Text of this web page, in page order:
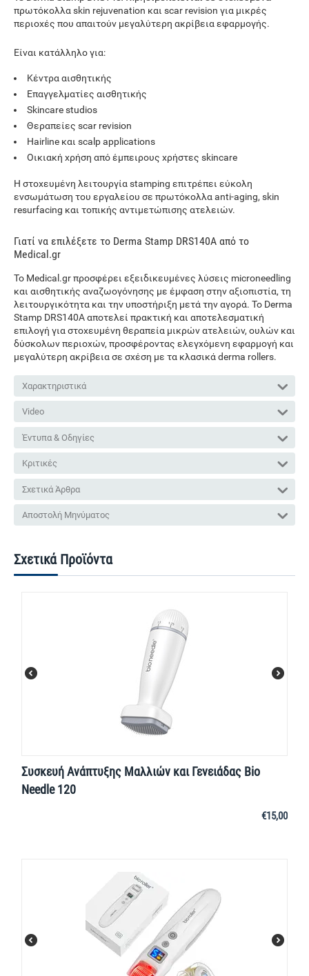
πρωτόκολλα skin rejuvenation και scar revision για μικρές
περιοχές που απαιτούν μεγαλύτερη ακρίβεια εφαρμογής.
Είναι κατάλληλο για:
Κέντρα αισθητικής
Επαγγελματίες αισθητικής
Skincare studios
Θεραπείες scar revision
Hairline και scalp applications
Οικιακή χρήση από έμπειρους χρήστες skincare
Η στοχευμένη λειτουργία stamping επιτρέπει εύκολη
ενσωμάτωση του εργαλείου σε πρωτόκολλα anti-aging, skin
resurfacing και τοπικής αντιμετώπισης ατελειών.
Γιατί να επιλέξετε το Derma Stamp DRS140A από το
Medical.gr
Το Medical.gr προσφέρει εξειδικευμένες λύσεις microneedling
και αισθητικής αναζωογόνησης με έμφαση στην αξιοπιστία, τη
λειτουργικότητα και την υποστήριξη μετά την αγορά. Το Derma
Stamp DRS140A αποτελεί πρακτική και αποτελεσματική
επιλογή για στοχευμένη θεραπεία μικρών ατελειών, ουλών και
δύσκολων περιοχών, προσφέροντας ελεγχόμενη εφαρμογή και
μεγαλύτερη ακρίβεια σε σχέση με τα κλασικά derma rollers.
Χαρακτηριστικά
Video
Έντυπα & Οδηγίες
Κριτικές
Σχετικά Άρθρα
Αποστολή Μηνύματος
Σχετικά Προϊόντα
Συσκευή Ανάπτυξης Μαλλιών και Γενειάδας Bio
Needle 120
€15,00